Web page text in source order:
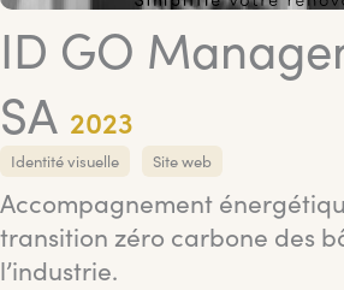
ID GO
SA 2023
Identité visuelle Site web
Accompagnement
transition zéro carbone des
l’industrie.